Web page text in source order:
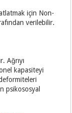
için Non-
verilebilir.
Ağrıyı
kapasiteyi
psikososyal